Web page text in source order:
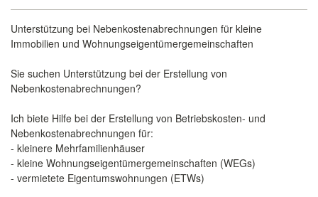
Unterstützung bei Nebenkostenabrechnungen für kleine
Immobilien und Wohnungseigentümergemeinschaften
Sie suchen Unterstützung bei der Erstellung von
Nebenkostenabrechnungen?
Ich biete Hilfe bei der Erstellung von Betriebskosten- und
Nebenkostenabrechnungen für:
- kleinere Mehrfamilienhäuser
- kleine Wohnungseigentümergemeinschaften (WEGs)
- vermietete Eigentumswohnungen (ETWs)